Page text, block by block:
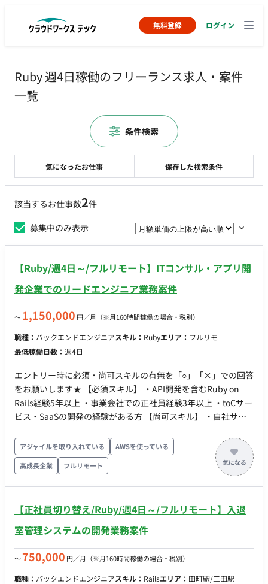
無料登録 ログイン
Ruby 週4日稼働のフリーランス求人・案件
一覧
該当するお仕事数2件
募集中のみ表示
【Ruby/週4日～/フルリモート】ITコンサル・アプリ開
発企業でのリードエンジニア業務案件
〜1,150,000 円／月 （※月160時間稼働の場合・税別）
職種： バックエンドエンジニアスキル： Rubyエリア： フルリモ
最低稼働日数： 週4日
エントリー時に必須・尚可スキルの有無を「○」「×」での回答
をお願いします★ 【必須スキル】 ・API開発を含むRuby on
Rails経験5年以上 ・事業会社での正社員経験3年以上 ・toCサー
ビス・SaaSの開発の経験がある方 【尚可スキル】 ・自社サー
経験がある方 ・マネジメントとしての経験がある方 ・React
Nativeの開発経験 ・自身でプロダクトを作ったことがある経験
・インフラの設計・メンテ ◆基本情報◆ ・時期：即日 / 11月〜
・稼働：週5日 or 週4日 ※要相談 ・出社：フルリモート ・期
貸与あり（Mac） ◆主な開発環境・ツール◆ ・言語：Ruby・
TypeScript ・FW：Rails・React・Node.js ・DB：MySQL ・ク
サル・アプリ開発を行っている企業のリードエンジニアとし
保守 ・チームマネジメント etc. 【就業形態について】 フルリモ
アジャイルを取り入れている
AWSを使っている
高成長企業
フルリモート
【正社員切り替え/Ruby/週4日～/フルリモート】入退
室管理システムの開発業務案件
〜750,000 円／月 （※月160時間稼働の場合・税別）
職種： バックエンドエンジニアスキル： Railsエリア： 田町駅/三田駅
気になったお仕事 保存した検索条件
条件検索